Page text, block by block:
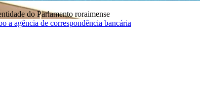
do Parlamento roraimense
agência de correspondência bancária